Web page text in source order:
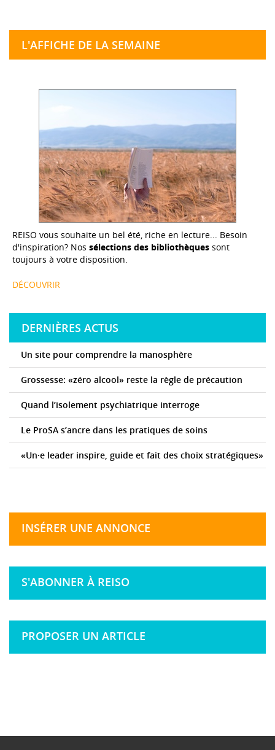
L'AFFICHE DE LA SEMAINE
REISO vous souhaite un bel été, riche en lecture... Besoin
d'inspiration? Nos sélections des bibliothèques sont
toujours à votre disposition.
DÉCOUVRIR
DERNIÈRES ACTUS
Un site pour comprendre la manosphère
Grossesse: «zéro alcool» reste la règle de précaution
Quand l’isolement psychiatrique interroge
Le ProSA s’ancre dans les pratiques de soins
«Un·e leader inspire, guide et fait des choix stratégiques»
INSÉRER UNE ANNONCE
S'ABONNER À REISO
PROPOSER UN ARTICLE